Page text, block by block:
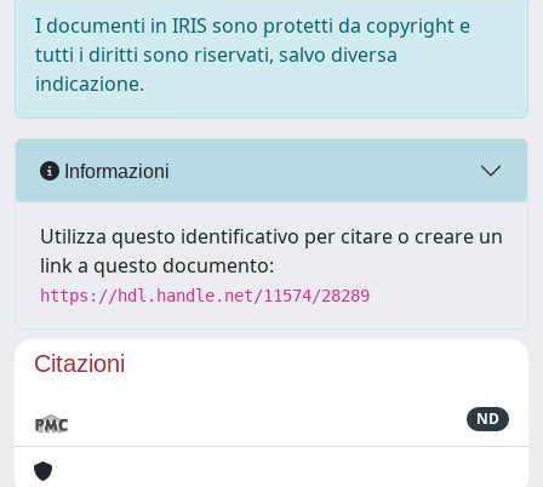
I documenti in IRIS sono protetti da copyright e
tutti i diritti sono riservati, salvo diversa
indicazione.
Informazioni
Utilizza questo identificativo per citare o creare un
link a questo documento:
https://hdl.handle.net/11574/28289
Citazioni
ND